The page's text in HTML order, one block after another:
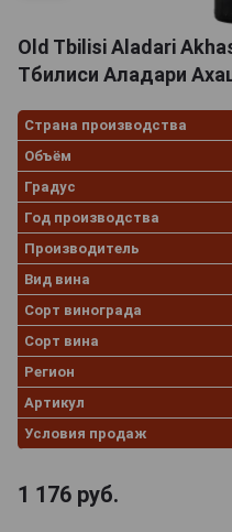
Old Tbilisi Aladari
Тбилиси Аладари
Страна производства
Объём
Градус
Год производства
Производитель
Вид вина
Сорт винограда
Сорт вина
Регион
Артикул
Условия продаж
1 176 руб.